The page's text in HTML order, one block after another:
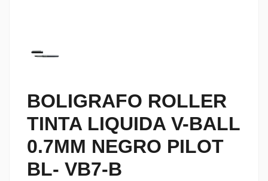
BOLIGRAFO ROLLER
TINTA LIQUIDA V-BALL
0.7MM NEGRO PILOT
BL- VB7-B